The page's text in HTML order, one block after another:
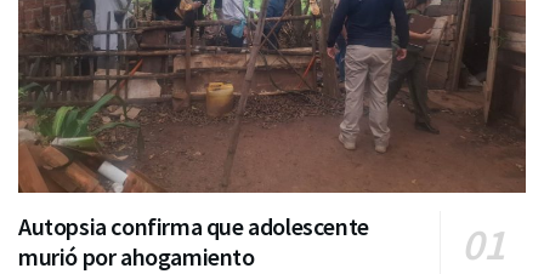
Autopsia confirma que adolescente
murió por ahogamiento